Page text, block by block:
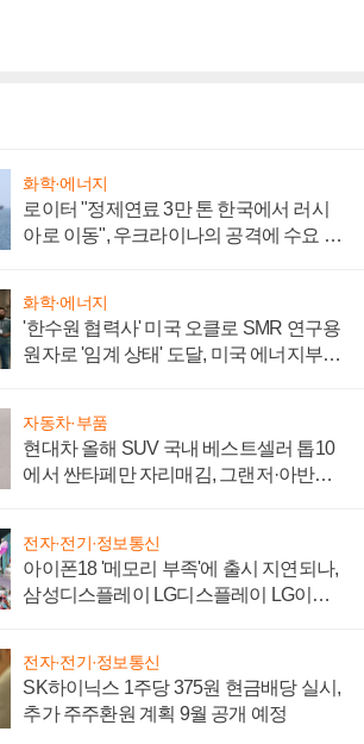
화학·에너지
로이터 "정제연료 3만 톤 한국에서 러시
아로 이동", 우크라이나의 공격에 수요 늘
화학·에너지
'한수원 협력사' 미국 오클로 SMR 연구용
원자로 '임계 상태' 도달, 미국 에너지부
자동차·부품
현대차 올해 SUV 국내 베스트셀러 톱10
에서 싼타페만 자리매김, 그랜저·아반떼
전자·전기·정보통신
아이폰18 '메모리 부족'에 출시 지연되나,
삼성디스플레이 LG디스플레이 LG이노
전자·전기·정보통신
SK하이닉스 1주당 375원 현금배당 실시,
추가 주주환원 계획 9월 공개 예정